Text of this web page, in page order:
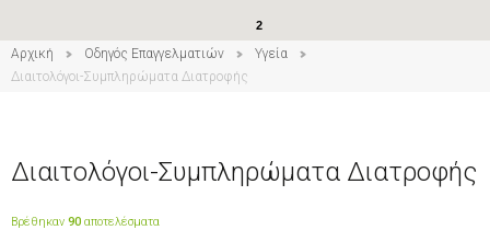
3
2
Αρχική Οδηγός Επαγγελματιών
Υγεία
Διαιτολόγοι-Συμπληρώματα Διατροφής
Διαιτολόγοι-Συμπληρώματα Διατροφής
Βρέθηκαν 90 αποτελέσματα